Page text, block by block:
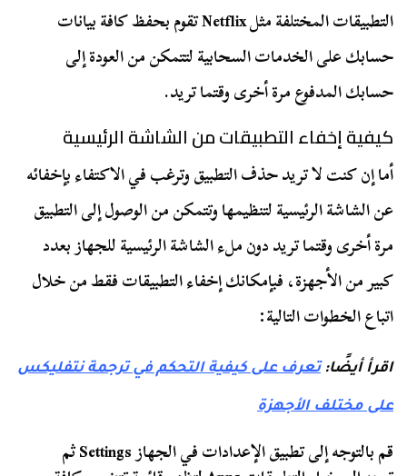
التطبيقات المختلفة مثل Netflix تقوم بحفظ كافة بيانات
حسابك على الخدمات السحابية لتتمكن من العودة إلى
حسابك المدفوع مرة أخرى وقتما تريد.
كيفية إخفاء التطبيقات من الشاشة الرئيسية
أما إن كنت لا تريد حذف التطبيق وترغب في الاكتفاء بإخفائه
عن الشاشة الرئيسية لتنظيمها وتتمكن من الوصول إلى التطبيق
مرة أخرى وقتما تريد دون ملء الشاشة الرئيسية للجهاز بعدد
كبير من الأجهزة، فبإمكانك إخفاء التطبيقات فقط من خلال
اتباع الخطوات التالية:
اقرأ أيضًا:تعرف على كيفية التحكم في ترجمة نتفليكس
على مختلف الأجهزة
قم بالتوجه إلى تطبيق الإعدادات في الجهاز Settings ثم